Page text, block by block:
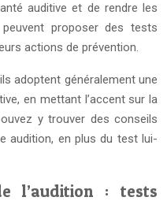
auditive et de rendre les
proposer des tests
actions de prévention.
adoptent généralement une
en mettant l’accent sur la
y trouver des conseils
audition, en plus du test lui-
l’audition : tests